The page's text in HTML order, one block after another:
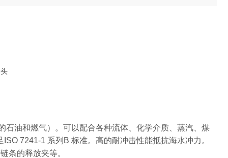
石油和燃气）。可以配合各种流体、化学介质、蒸汽、煤
7241-1 系列B 标准。高的耐冲击性能抵抗海水冲力。
条的释放夹等。